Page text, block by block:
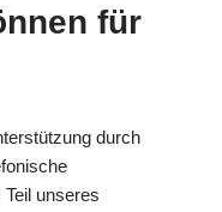
für
durch
unseres